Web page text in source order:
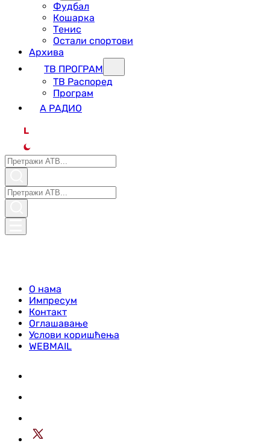
Фудбал
Кошарка
Тенис
Остали спортови
Архива
ТВ ПРОГРАМ
ТВ Распоред
Програм
А РАДИО
L
О нама
Импресум
Контакт
Оглашавање
Услови коришћења
WEBMAIL